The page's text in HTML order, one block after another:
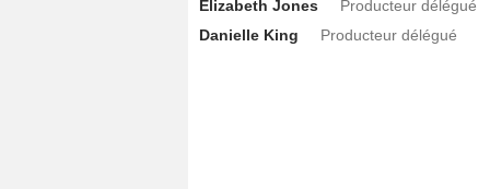
Elizabeth Jones
Producteur délégué
Danielle King
Producteur délégué